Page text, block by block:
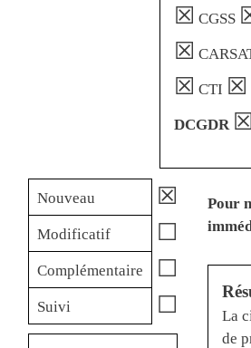
☒ CGSS
☒
☒ CTI ☒
DCGDR ☒
Nouveau ☒
Modificatif ☐
Complémentaire ☐
Suivi ☐
Pour
La
de